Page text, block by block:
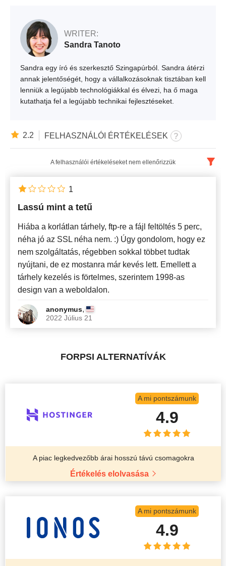
WRITER:
Sandra Tanoto
Sandra egy író és szerkesztő Szingapúrból. Sandra átérzi
annak jelentőségét, hogy a vállalkozásoknak tisztában kell
lenniük a legújabb technológiákkal és élvezi, ha ő maga
kutathatja fel a legújabb technikai fejlesztéseket.
2.2 FELHASZNÁLÓI ÉRTÉKELÉSEK
A felhasználói értékeléseket nem ellenőrizzük
Lassú mint a tetű
Hiába a korlátlan tárhely, ftp-re a fájl feltöltés 5 perc,
néha jó az SSL néha nem. :) Úgy gondolom, hogy ez
nem szolgáltatás, régebben sokkal többet tudtak
nyújtani, de ez mostanra már kevés lett. Emellett a
tárhely kezelés is förtelmes, szerintem 1998-as
design van a weboldalon.
anonymus,
2022 Július 21
1
FORPSI ALTERNATÍVÁK
A mi pontszámunk
4.9
A piac legkedvezőbb árai hosszú távú csomagokra
Értékelés elolvasása
A mi pontszámunk
4.9